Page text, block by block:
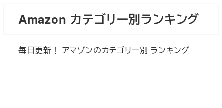
Amazon カテゴリー別ランキング
毎日更新！ アマゾンのカテゴリー別 ランキング